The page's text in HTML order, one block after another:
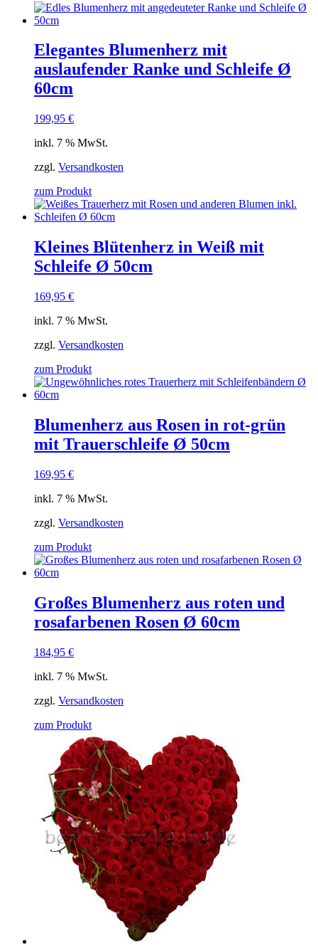
Elegantes Blumenherz mit
auslaufender Ranke und Schleife Ø
60cm
199,95 €
inkl. 7 % MwSt.
zzgl. Versandkosten
zum Produkt
Kleines Blütenherz in Weiß mit
Schleife Ø 50cm
169,95 €
inkl. 7 % MwSt.
zzgl. Versandkosten
zum Produkt
Blumenherz aus Rosen in rot-grün
mit Trauerschleife Ø 50cm
169,95 €
inkl. 7 % MwSt.
zzgl. Versandkosten
zum Produkt
Großes Blumenherz aus roten und
rosafarbenen Rosen Ø 60cm
184,95 €
inkl. 7 % MwSt.
zzgl. Versandkosten
zum Produkt